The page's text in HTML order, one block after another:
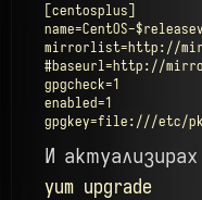
[centosplus]
name=CentOS-
mirrorlist=http://
#baseurl=http://
gpgcheck=1
enabled=1
gpgkey=file:///etc/pki/
И
yum upgrade